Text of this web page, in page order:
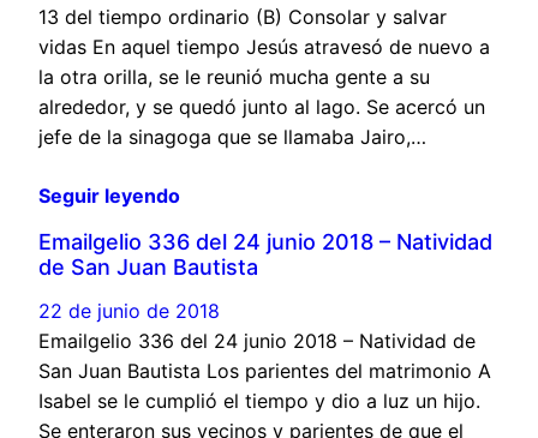
13 del tiempo ordinario (B) Consolar y salvar
vidas En aquel tiempo Jesús atravesó de nuevo a
la otra orilla, se le reunió mucha gente a su
alrededor, y se quedó junto al lago. Se acercó un
jefe de la sinagoga que se llamaba Jairo,…
Seguir leyendo
Emailgelio 336 del 24 junio 2018 – Natividad
de San Juan Bautista
22 de junio de 2018
Emailgelio 336 del 24 junio 2018 – Natividad de
San Juan Bautista Los parientes del matrimonio A
Isabel se le cumplió el tiempo y dio a luz un hijo.
Se enteraron sus vecinos y parientes de que el